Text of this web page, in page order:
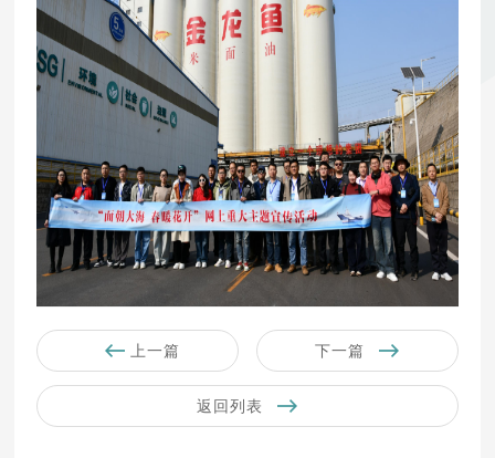
上一篇 下一篇
返回列表